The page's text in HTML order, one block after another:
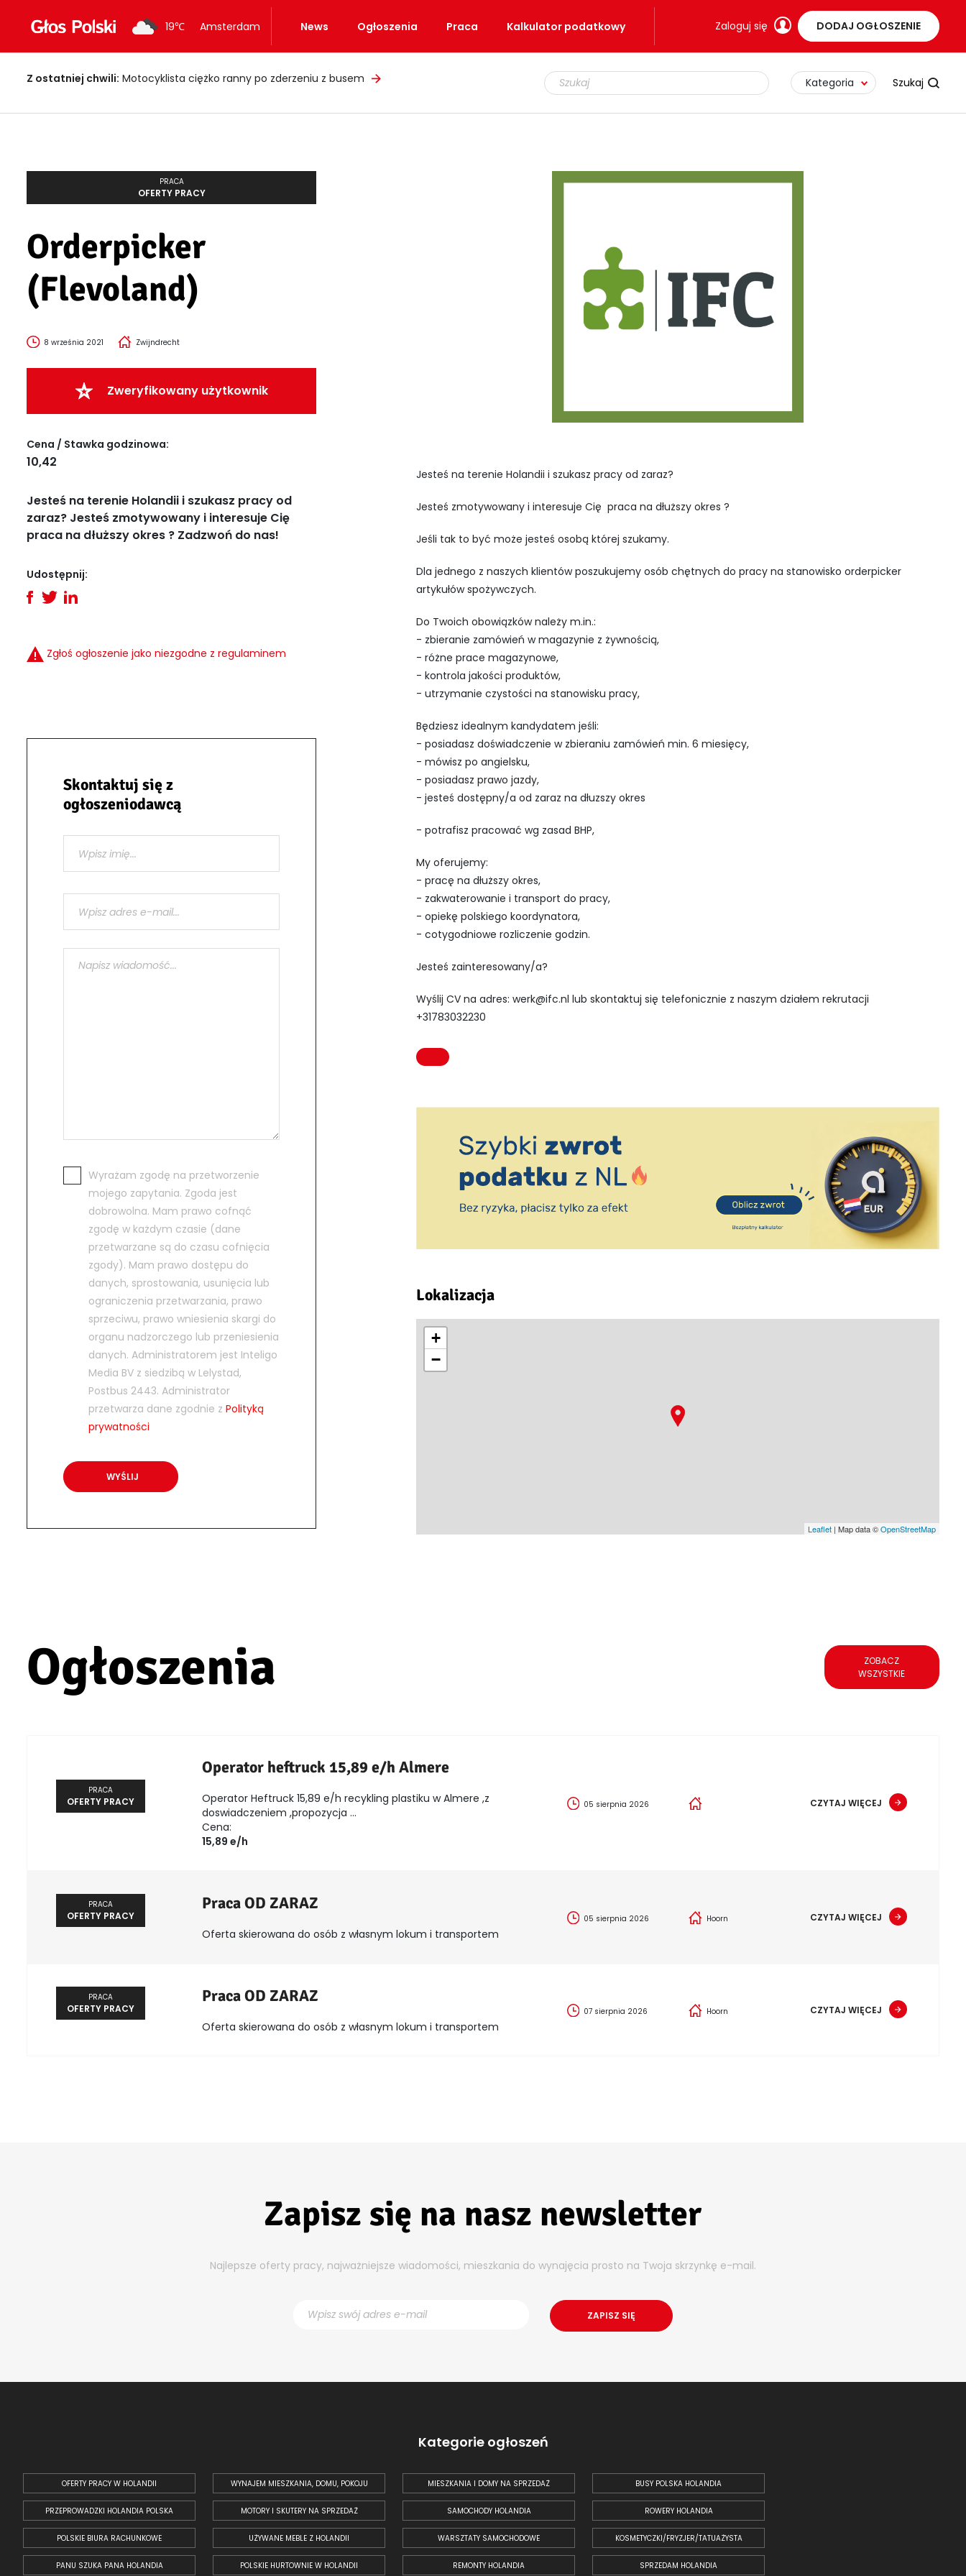
19℃ Amsterdam News Ogłoszenia Praca Kalkulator podatkowy Zaloguj się DODAJ OGŁOSZENIE
Z ostatniej chwili: Motocyklista ciężko ranny po zderzeniu z busem Kategoria
PRACA
OFERTY PRACY
Orderpicker
(Flevoland)
8 września 2021 Zwijndrecht
Zweryfikowany użytkownik
Cena / Stawka godzinowa:
10,42
Jesteś na terenie Holandii i szukasz pracy od
zaraz? Jesteś zmotywowany i interesuje Cię
praca na dłuższy okres ? Zadzwoń do nas!
Udostępnij:
Zgłoś ogłoszenie jako niezgodne z regulaminem
Skontaktuj się z
ogłoszeniodawcą
Wyrażam zgodę na przetworzenie
mojego zapytania. Zgoda jest
dobrowolna. Mam prawo cofnąć
zgodę w każdym czasie (dane
przetwarzane są do czasu cofnięcia
zgody). Mam prawo dostępu do
danych, sprostowania, usunięcia lub
ograniczenia przetwarzania, prawo
sprzeciwu, prawo wniesienia skargi do
organu nadzorczego lub przeniesienia
danych. Administratorem jest Inteligo
Media BV z siedzibą w Lelystad,
Postbus 2443. Administrator
przetwarza dane zgodnie z Polityką
prywatności
Jesteś na terenie Holandii i szukasz pracy od zaraz?
Jesteś zmotywowany i interesuje Cię praca na dłuższy okres ?
Jeśli tak to być może jesteś osobą której szukamy.
Dla jednego z naszych klientów poszukujemy osób chętnych do pracy na stanowisko orderpicker
artykułów spożywczych.
Do Twoich obowiązków należy m.in.:
- zbieranie zamówień w magazynie z żywnością,
- różne prace magazynowe,
- kontrola jakości produktów,
- utrzymanie czystości na stanowisku pracy,
Będziesz idealnym kandydatem jeśli:
- posiadasz doświadczenie w zbieraniu zamówień min. 6 miesięcy,
- mówisz po angielsku,
- posiadasz prawo jazdy,
- jesteś dostępny/a od zaraz na dłuzszy okres
- potrafisz pracować wg zasad BHP,
My oferujemy:
- pracę na dłuższy okres,
- zakwaterowanie i transport do pracy,
- opiekę polskiego koordynatora,
- cotygodniowe rozliczenie godzin.
Jesteś zainteresowany/a?
Wyślij CV na adres: werk@ifc.nl lub skontaktuj się telefonicznie z naszym działem rekrutacji
+31783032230
Lokalizacja
+
−
Leaflet| Map data ©OpenStreetMap
Ogłoszenia
ZOBACZ
WSZYSTKIE
PRACA
OFERTY PRACY
Operator heftruck 15,89 e/h Almere
Operator Heftruck 15,89 e/h recykling plastiku w Almere ,z
doswiadczeniem ,propozycja ...
Cena:
15,89 e/h
05 sierpnia 2026 CZYTAJ WIĘCEJ
PRACA
OFERTY PRACY
Praca OD ZARAZ
Oferta skierowana do osób z własnym lokum i transportem
05 sierpnia 2026 Hoorn CZYTAJ WIĘCEJ
PRACA
OFERTY PRACY
Praca OD ZARAZ
Oferta skierowana do osób z własnym lokum i transportem
07 sierpnia 2026 Hoorn CZYTAJ WIĘCEJ
Zapisz się na nasz newsletter
Najlepsze oferty pracy, najważniejsze wiadomości, mieszkania do wynajęcia prosto na Twoja skrzynkę e-mail.
Kategorie ogłoszeń
OFERTY PRACY W HOLANDII WYNAJEM MIESZKANIA, DOMU, POKOJU MIESZKANIA I DOMY NA SPRZEDAŻ BUSY POLSKA HOLANDIA
PRZEPROWADZKI HOLANDIA POLSKA MOTORY I SKUTERY NA SPRZEDAŻ SAMOCHODY HOLANDIA ROWERY HOLANDIA
POLSKIE BIURA RACHUNKOWE UŻYWANE MEBLE Z HOLANDII WARSZTATY SAMOCHODOWE KOSMETYCZKI/FRYZJER/TATUAŻYSTA
PANU SZUKA PANA HOLANDIA POLSKIE HURTOWNIE W HOLANDII REMONTY HOLANDIA SPRZEDAM HOLANDIA